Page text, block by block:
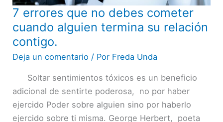
7 errores que no debes cometer
cuando alguien termina su relación
contigo.
Deja un comentario / Por Freda Unda
Soltar sentimientos tóxicos es un beneficio
adicional de sentirte poderosa, no por haber
ejercido Poder sobre alguien sino por haberlo
ejercido sobre ti misma. George Herbert, poeta
7
errores
que
no
cometer
cuando
alguien
termina